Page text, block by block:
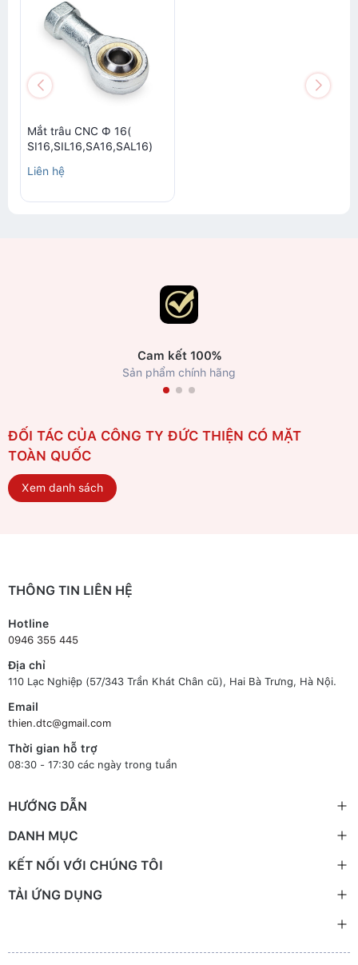
Mắt trâu CNC Ф 16(
SI16,SIL16,SA16,SAL16)
Liên hệ
Cam kết 100%
Sản phẩm chính hãng
ĐỐI TÁC CỦA CÔNG TY ĐỨC THIỆN CÓ MẶT
TOÀN QUỐC
Xem danh sách
THÔNG TIN LIÊN HỆ
Hotline
0946 355 445
Địa chỉ
110 Lạc Nghiệp (57/343 Trần Khát Chân cũ), Hai Bà Trưng, Hà Nội.
Email
thien.dtc@gmail.com
Thời gian hỗ trợ
08:30 - 17:30 các ngày trong tuần
HƯỚNG DẪN
DANH MỤC
KẾT NỐI VỚI CHÚNG TÔI
TẢI ỨNG DỤNG